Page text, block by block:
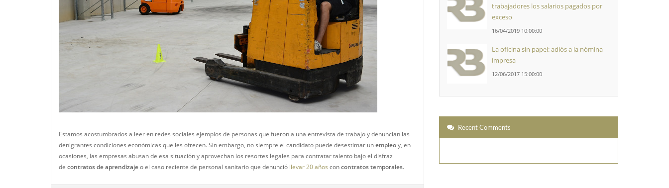
Estamos acostumbrados a leer en redes sociales ejemplos de personas que fueron a una entrevista de trabajo y denuncian las
denigrantes condiciones económicas que les ofrecen. Sin embargo, no siempre el candidato puede desestimar unempleoy, en
ocasiones, las empresas abusan de esa situación y aprovechan los resortes legales para contratar talento bajo el disfraz
de contratos de aprendizajeo el caso reciente de personal sanitario que denunció llevar 20 años concontratos temporales.
trabajadores los salarios pagados por
exceso
16/04/2019 10:00:00
La oficina sin papel: adiós a la nómina
impresa
12/06/2017 15:00:00
Recent Comments